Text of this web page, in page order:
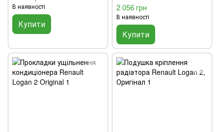
В наявності
Купити
2 056 грн
В наявності
Купити